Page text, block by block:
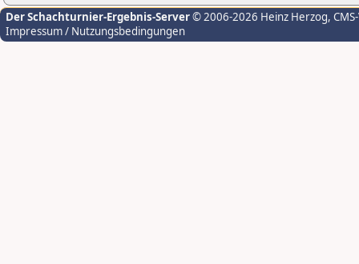
Der Schachturnier-Ergebnis-Server© 2006-2026 Heinz Herzog,
Impressum / Nutzungsbedingungen